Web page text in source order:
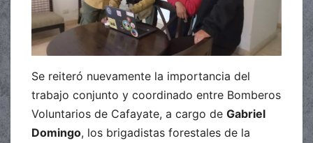
Se reiteró nuevamente la importancia del
trabajo conjunto y coordinado entre Bomberos
Voluntarios de Cafayate, a cargo de Gabriel
Domingo, los brigadistas forestales de la